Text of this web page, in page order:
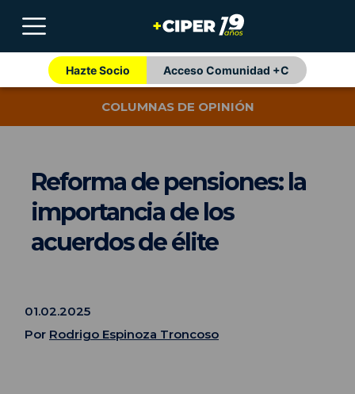
Hazte Socio Acceso Comunidad +C
COLUMNAS DE OPINIÓN
Reforma de pensiones: la
importancia de los
acuerdos de élite
01.02.2025
Por Rodrigo Espinoza Troncoso